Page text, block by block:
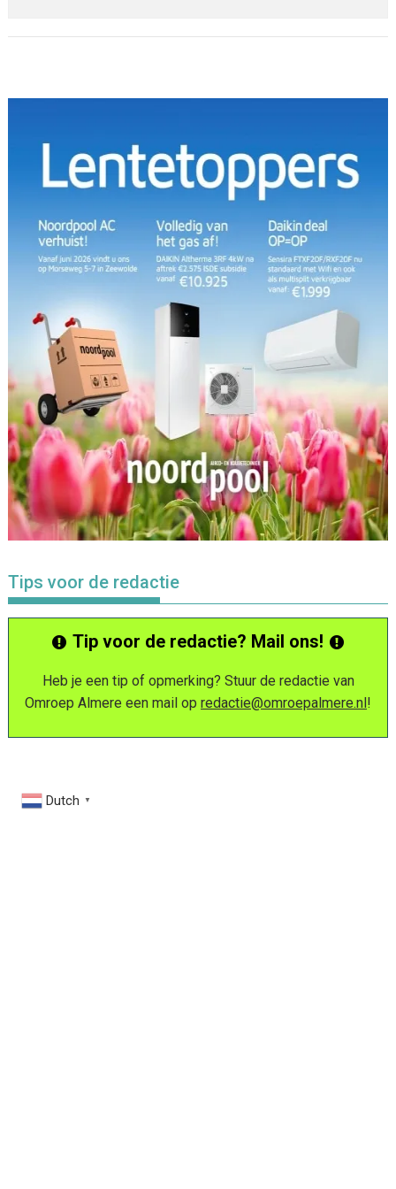
Tips voor de redactie
Tip voor de redactie? Mail ons!
Heb je een tip of opmerking? Stuur de redactie van
Omroep Almere een mail op redactie@omroepalmere.nl!
Dutch ▼